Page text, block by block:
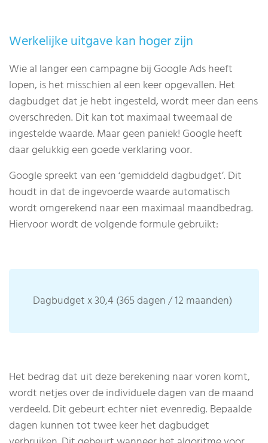
Werkelijke uitgave kan hoger zijn
Wie al langer een campagne bij Google Ads heeft
lopen, is het misschien al een keer opgevallen. Het
dagbudget dat je hebt ingesteld, wordt meer dan eens
overschreden. Dit kan tot maximaal tweemaal de
ingestelde waarde. Maar geen paniek! Google heeft
daar gelukkig een goede verklaring voor.
Google spreekt van een ‘gemiddeld dagbudget’. Dit
houdt in dat de ingevoerde waarde automatisch
wordt omgerekend naar een maximaal maandbedrag.
Hiervoor wordt de volgende formule gebruikt:
Dagbudget x 30,4 (365 dagen / 12 maanden)
Het bedrag dat uit deze berekening naar voren komt,
wordt netjes over de individuele dagen van de maand
verdeeld. Dit gebeurt echter niet evenredig. Bepaalde
dagen kunnen tot twee keer het dagbudget